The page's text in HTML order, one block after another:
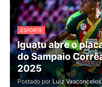
ESPORTE
Iguatu abre o
do Sampaio
2025
Postado por Luiz Vasconcelos